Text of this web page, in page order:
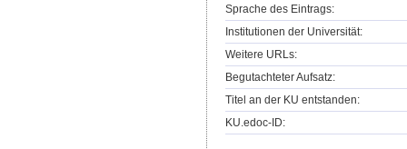
Sprache des Eintrags:
Institutionen der Universität:
Weitere URLs:
Begutachteter Aufsatz:
Titel an der KU entstanden:
KU.edoc-ID: